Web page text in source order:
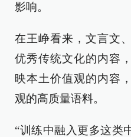
影响。
在王峥看来，文言文
优秀传统文化的内容
映本土价值观的内容
观的高质量语料。
“训练中融入更多这类